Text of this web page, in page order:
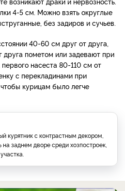
4-5 см. Можно взять округлые
без задиров и сучьев.
40-60 см друг от друга,
друга пометом или задевают при
насеста 80-110 см от
с перекладинами при
курицам было легче
курятник с контрастным декором,
заднем дворе среди хозпостроек,